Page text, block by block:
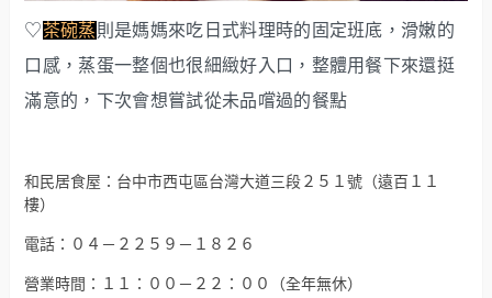
♡茶碗蒸則是媽媽來吃日式料理時的固定班底，滑嫩的
口感，蒸蛋一整個也很細緻好入口，整體用餐下來還挺
滿意的，下次會想嘗試從未品嚐過的餐點
和民居食屋：台中市西屯區台灣大道三段２５１號（遠百１１
樓）
電話：０４－２２５９－１８２６
營業時間：１１：００－２２：００（全年無休）